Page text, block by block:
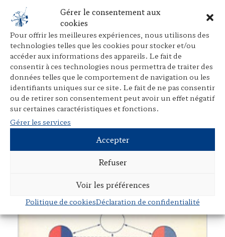
Gérer le consentement aux
cookies
Pour offrir les meilleures expériences, nous utilisons des
technologies telles que les cookies pour stocker et/ou
accéder aux informations des appareils. Le fait de
consentir à ces technologies nous permettra de traiter des
données telles que le comportement de navigation ou les
identifiants uniques sur ce site. Le fait de ne pas consentir
ou de retirer son consentement peut avoir un effet négatif
sur certaines caractéristiques et fonctions.
Gérer les services
Accepter
Refuser
Voir les préférences
Politique de cookiesDéclaration de confidentialité
Les conditions de rationalité d’une
dépénalisation partielle du droit pénal de
l’entreprise
DansBilan et perspectives de droit pénal de l’entreprise,
Economica, 1990